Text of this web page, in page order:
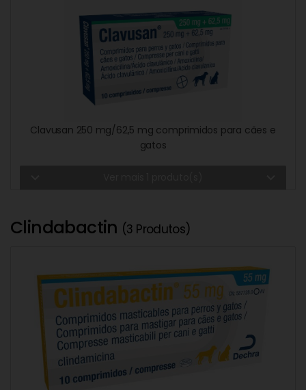
Clavusan 250 mg/62,5 mg comprimidos para cães e
gatos
Clindabactin (3 Produtos)